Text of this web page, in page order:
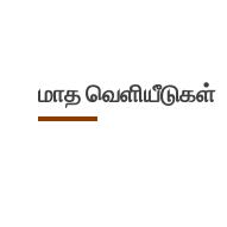
மாத வெளியீடுகள்